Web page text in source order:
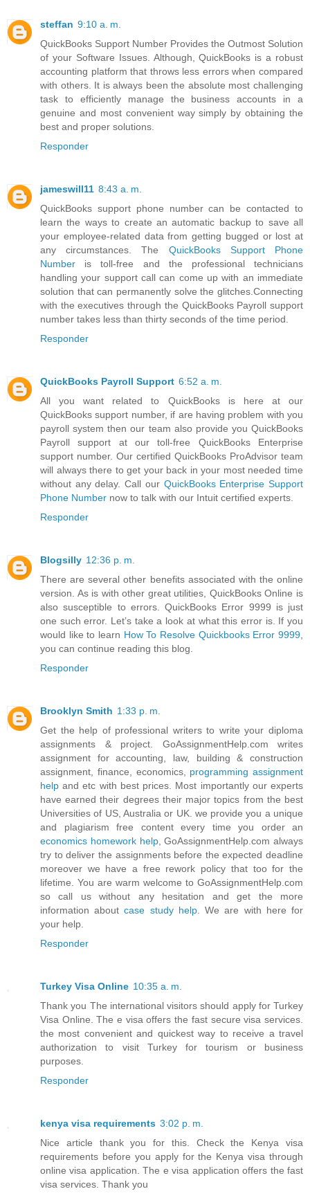
steffan 9:10 a. m.
QuickBooks Support Number Provides the Outmost Solution
of your Software Issues. Although, QuickBooks is a robust
accounting platform that throws less errors when compared
with others. It is always been the absolute most challenging
task to efficiently manage the business accounts in a
genuine and most convenient way simply by obtaining the
best and proper solutions.
Responder
jameswill11 8:43 a. m.
QuickBooks support phone number can be contacted to
learn the ways to create an automatic backup to save all
your employee-related data from getting bugged or lost at
any circumstances. The QuickBooks Support Phone
Number is toll-free and the professional technicians
handling your support call can come up with an immediate
solution that can permanently solve the glitches.Connecting
with the executives through the QuickBooks Payroll support
number takes less than thirty seconds of the time period.
Responder
QuickBooks Payroll Support 6:52 a. m.
All you want related to QuickBooks is here at our
QuickBooks support number, if are having problem with you
payroll system then our team also provide you QuickBooks
Payroll support at our toll-free QuickBooks Enterprise
support number. Our certified QuickBooks ProAdvisor team
will always there to get your back in your most needed time
without any delay. Call our QuickBooks Enterprise Support
Phone Number now to talk with our Intuit certified experts.
Responder
Blogsilly 12:36 p. m.
There are several other benefits associated with the online
version. As is with other great utilities, QuickBooks Online is
also susceptible to errors. QuickBooks Error 9999 is just
one such error. Let’s take a look at what this error is. If you
would like to learn How To Resolve Quickbooks Error 9999
you can continue reading this blog.
Responder
Brooklyn Smith 1:33 p. m.
Get the help of professional writers to write your diploma
assignments & project. GoAssignmentHelp.com writes
assignment for accounting, law, building & construction
assignment, finance, economics, programming assignment
help and etc with best prices. Most importantly our experts
have earned their degrees their major topics from the best
Universities of US, Australia or UK. we provide you a unique
and plagiarism free content every time you order an
economics homework help, GoAssignmentHelp.com always
try to deliver the assignments before the expected deadline
moreover we have a free rework policy that too for the
lifetime. You are warm welcome to GoAssignmentHelp.com
so call us without any hesitation and get the more
information aboutcase study help. We are with here for
your help.
Responder
Turkey Visa Online 10:35 a. m.
Thank you The international visitors should apply for Turkey
Visa Online. The e visa offers the fast secure visa services.
the most convenient and quickest way to receive a travel
authorization to visit Turkey for tourism or business
purposes.
Responder
kenya visa requirements 3:02 p. m.
Nice article thank you for this. Check the Kenya visa
requirements before you apply for the Kenya visa through
online visa application. The e visa application offers the fast
visa services. Thank you